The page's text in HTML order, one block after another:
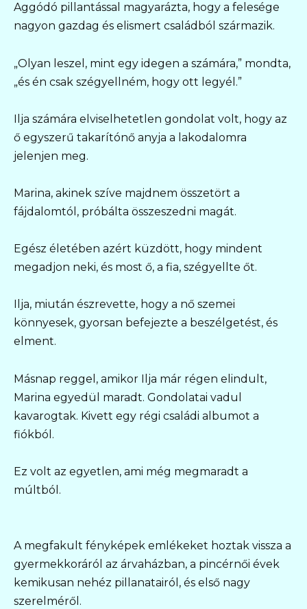
Aggódó pillantással magyarázta, hogy a felesége
nagyon gazdag és elismert családból származik.
„Olyan leszel, mint egy idegen a számára,” mondta,
„és én csak szégyellném, hogy ott legyél.”
Ilja számára elviselhetetlen gondolat volt, hogy az
ő egyszerű takarítónő anyja a lakodalomra
jelenjen meg.
Marina, akinek szíve majdnem összetört a
fájdalomtól, próbálta összeszedni magát.
Egész életében azért küzdött, hogy mindent
megadjon neki, és most ő, a fia, szégyellte őt.
Ilja, miután észrevette, hogy a nő szemei
könnyesek, gyorsan befejezte a beszélgetést, és
elment.
Másnap reggel, amikor Ilja már régen elindult,
Marina egyedül maradt. Gondolatai vadul
kavarogtak. Kivett egy régi családi albumot a
fiókból.
Ez volt az egyetlen, ami még megmaradt a
múltból.
A megfakult fényképek emlékeket hoztak vissza a
gyermekkoráról az árvaházban, a pincérnői évek
kemikusan nehéz pillanatairól, és első nagy
szerelméről.